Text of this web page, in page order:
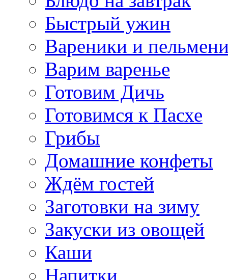
Быстрый ужин
Вареники и
Варим варенье
Готовим Дичь
Готовимся к Пасхе
Грибы
Домашние конфеты
Ждём гостей
Заготовки на зиму
Закуски из овощей
Каши
Напитки